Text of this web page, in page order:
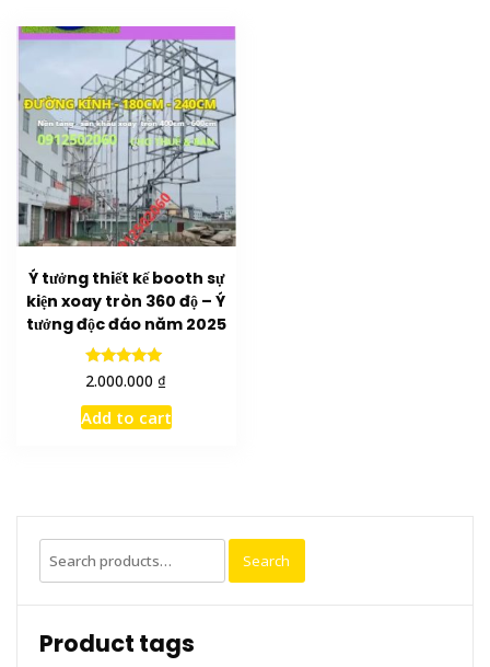
Ý tưởng thiết kế booth sự
kiện xoay tròn 360 độ – Ý
tưởng độc đáo năm 2025
Rated
5.00
out of 5
2.000.000 ₫
Add to cart
Search
for:
Search
Product tags